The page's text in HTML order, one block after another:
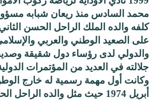
محمد السادس منذ ريعان شبابه
كلفه والده الملك الراحل الحسن
على الصعيد الوطني والعربي
والدولي لدى رؤساء دول شقيقة
جلالته في العديد من المؤتمرات
وكانت أول مهمة رسمية له خارج
أبريل 1974 حيث مثل والده